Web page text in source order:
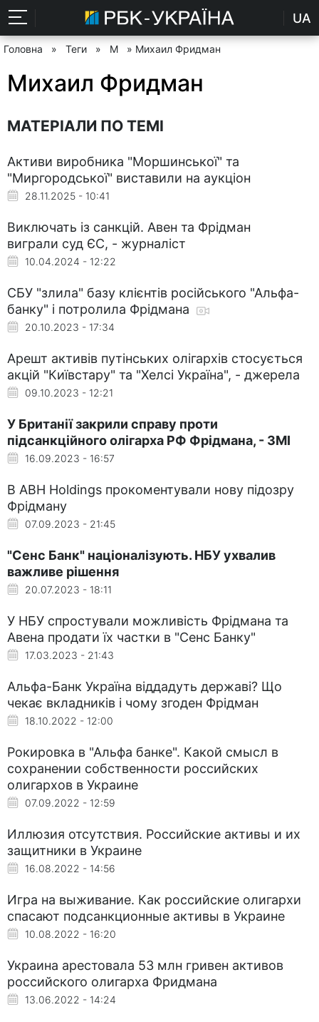
UA
Головна » Теги » М » Михаил Фридман
Михаил Фридман
МАТЕРІАЛИ ПО ТЕМІ
Активи виробника "Моршинської" та
"Миргородської" виставили на аукціон
28.11.2025 - 10:41
Виключать із санкцій. Авен та Фрідман
виграли суд ЄС, - журналіст
10.04.2024 - 12:22
СБУ "злила" базу клієнтів російського "Альфа-
банку" і потролила Фрідмана
20.10.2023 - 17:34
Арешт активів путінських олігархів стосується
акцій "Київстару" та "Хелсі Україна", - джерела
09.10.2023 - 12:21
У Британії закрили справу проти
підсанкційного олігарха РФ Фрідмана, - ЗМІ
16.09.2023 - 16:57
В ABH Holdings прокоментували нову підозру
Фрідману
07.09.2023 - 21:45
"Сенс Банк" націоналізують. НБУ ухвалив
важливе рішення
20.07.2023 - 18:11
У НБУ спростували можливість Фрідмана та
Авена продати їх частки в "Сенс Банку"
17.03.2023 - 21:43
Альфа-Банк Україна віддадуть державі? Що
чекає вкладників і чому згоден Фрідман
18.10.2022 - 12:00
Рокировка в "Альфа банке". Какой смысл в
сохранении собственности российских
олигархов в Украине
07.09.2022 - 12:59
Иллюзия отсутствия. Российские активы и их
защитники в Украине
16.08.2022 - 14:56
Игра на выживание. Как российские олигархи
спасают подсанкционные активы в Украине
10.08.2022 - 16:20
Украина арестовала 53 млн гривен активов
российского олигарха Фридмана
13.06.2022 - 14:24